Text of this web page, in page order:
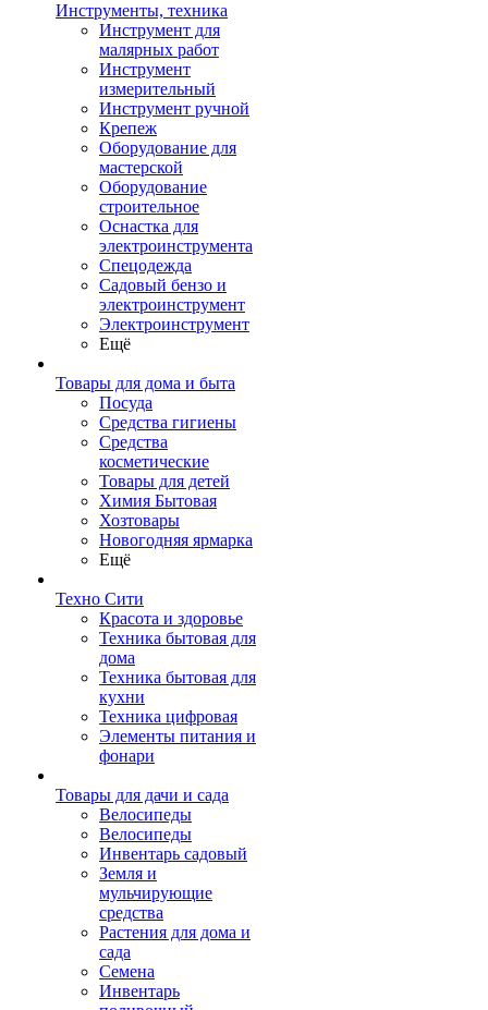
Инструменты, техника
Инструмент для
малярных работ
Инструмент
измерительный
Инструмент ручной
Крепеж
Оборудование для
мастерской
Оборудование
строительное
Оснастка для
электроинструмента
Спецодежда
Садовый бензо и
электроинструмент
Электроинструмент
Ещё
Товары для дома и быта
Посуда
Средства гигиены
Средства
косметические
Товары для детей
Химия Бытовая
Хозтовары
Новогодняя ярмарка
Ещё
Техно Сити
Красота и здоровье
Техника бытовая для
дома
Техника бытовая для
кухни
Техника цифровая
Элементы питания и
фонари
Товары для дачи и сада
Велосипеды
Велосипеды
Инвентарь садовый
Земля и
мульчирующие
средства
Растения для дома и
сада
Семена
Инвентарь